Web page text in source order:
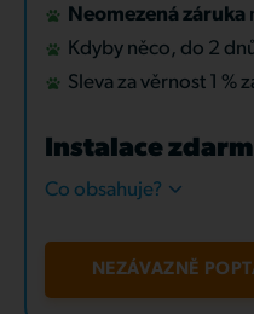
Neomezená záruka
Kdyby něco, do 2
Sleva za věrnost 1 %
Instalace
Co obsahuje?
NEZÁVAZNĚ